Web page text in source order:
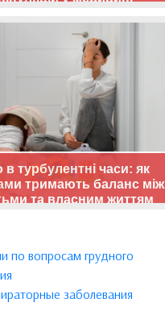
в турбулентні часи: як
тримають баланс між
та власним життям
по вопросам грудного
заболевания